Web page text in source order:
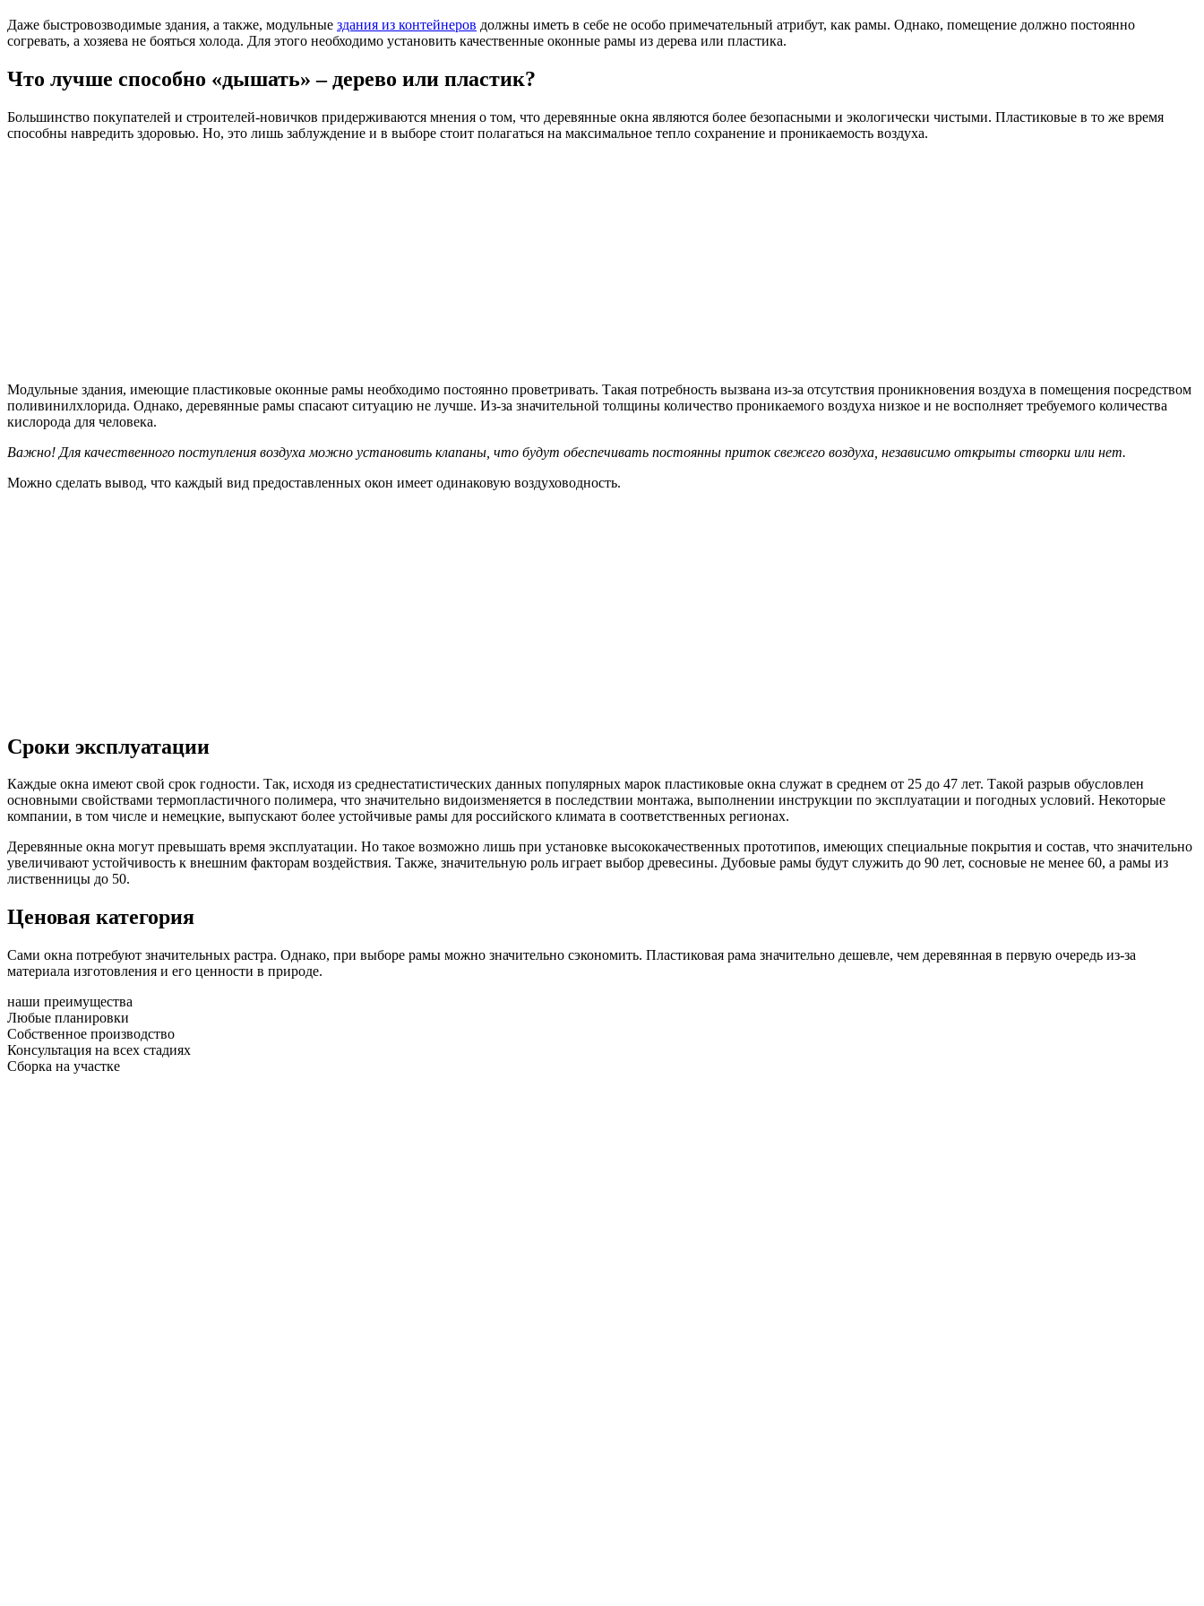
Даже быстровозводимые здания, а также, модульные здания из контейнеров должны иметь в себе не особо примечательный атрибут, как рамы. Однако, помещение должно постоянно
согревать, а хозяева не бояться холода. Для этого необходимо установить качественные оконные рамы из дерева или пластика.
Что лучше способно «дышать» – дерево или пластик?
Большинство покупателей и строителей-новичков придерживаются мнения о том, что деревянные окна являются более безопасными и экологически чистыми. Пластиковые в то же время
способны навредить здоровью. Но, это лишь заблуждение и в выборе стоит полагаться на максимальное тепло сохранение и проникаемость воздуха.
Модульные здания, имеющие пластиковые оконные рамы необходимо постоянно проветривать. Такая потребность вызвана из-за отсутствия проникновения воздуха в помещения посредством
поливинилхлорида. Однако, деревянные рамы спасают ситуацию не лучше. Из-за значительной толщины количество проникаемого воздуха низкое и не восполняет требуемого количества
кислорода для человека.
Важно! Для качественного поступления воздуха можно установить клапаны, что будут обеспечивать постоянны приток свежего воздуха, независимо открыты створки или нет.
Можно сделать вывод, что каждый вид предоставленных окон имеет одинаковую воздуховодность.
Сроки эксплуатации
Каждые окна имеют свой срок годности. Так, исходя из среднестатистических данных популярных марок пластиковые окна служат в среднем от 25 до 47 лет. Такой разрыв обусловлен
основными свойствами термопластичного полимера, что значительно видоизменяется в последствии монтажа, выполнении инструкции по эксплуатации и погодных условий. Некоторые
компании, в том числе и немецкие, выпускают более устойчивые рамы для российского климата в соответственных регионах.
Деревянные окна могут превышать время эксплуатации. Но такое возможно лишь при установке высококачественных прототипов, имеющих специальные покрытия и состав, что значительно
увеличивают устойчивость к внешним факторам воздействия. Также, значительную роль играет выбор древесины. Дубовые рамы будут служить до 90 лет, сосновые не менее 60, а рамы из
лиственницы до 50.
Ценовая категория
Сами окна потребуют значительных растра. Однако, при выборе рамы можно значительно сэкономить. Пластиковая рама значительно дешевле, чем деревянная в первую очередь из-за
материала изготовления и его ценности в природе.
наши преимущества
Любые планировки
Собственное производство
Консультация на всех стадиях
Сборка на участке